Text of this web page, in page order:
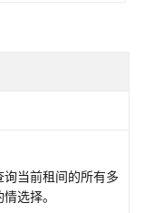
当前租间的所有多
选择。